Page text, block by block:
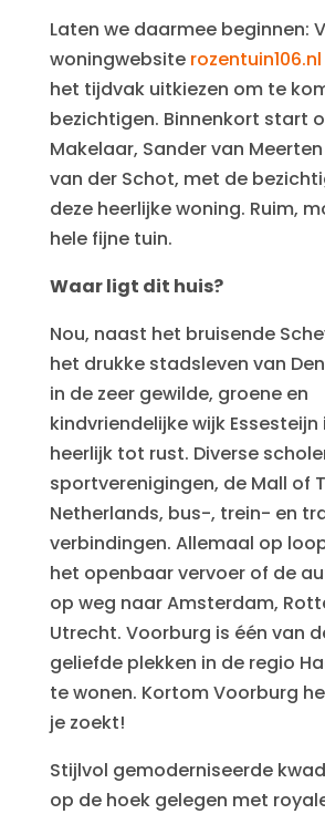
Laten we daarmee beginnen:
woningwebsite rozentuin106.nl
het tijdvak uitkiezen om te
bezichtigen. Binnenkort start
Makelaar, Sander van
van der Schot, met de
deze heerlijke woning. Ruim,
hele fijne tuin.
Waar ligt dit huis?
Nou, naast het bruisende
het drukke stadsleven van
in de zeer gewilde, groene en
kindvriendelijke wijk
heerlijk tot rust. Diverse
sportverenigingen, de Mall of
Netherlands, bus-, trein- en
verbindingen. Allemaal op
het openbaar vervoer of de
op weg naar Amsterdam,
Utrecht. Voorburg is één van
geliefde plekken in de regio
te wonen. Kortom Voorburg
je zoekt!
Stijlvol gemoderniseerde
op de hoek gelegen met